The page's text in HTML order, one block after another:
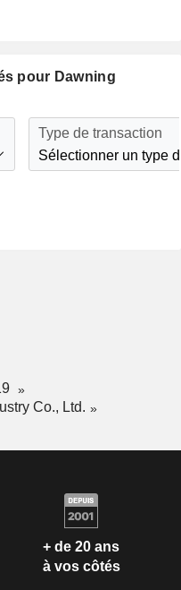
pour Dawning
Type de transaction
Sélectionner un type
Co., Ltd.
+ de 20 ans
à vos côtés